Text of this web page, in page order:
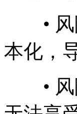
• 风
本化，
• 风